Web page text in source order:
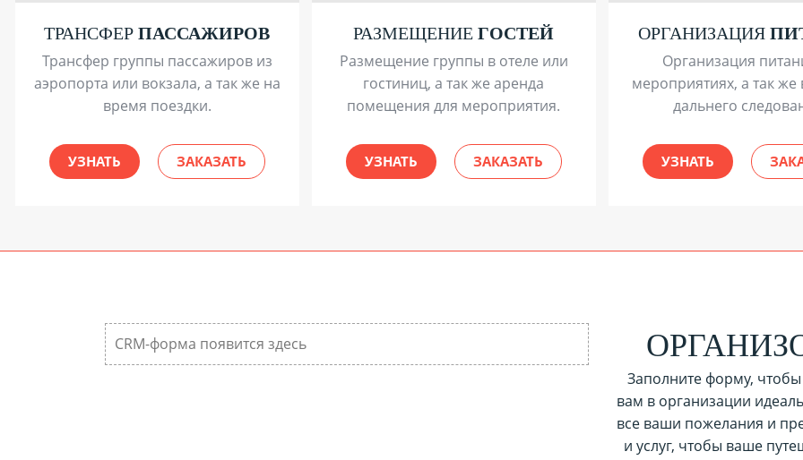
ТРАНСФЕРПАССАЖИРОВ
Трансфер группы пассажиров из
аэропорта или вокзала, а так же на
время поездки.
УЗНАТЬ ЗАКАЗАТЬ
РАЗМЕЩЕНИЕГОСТЕЙ
Размещение группы в отеле или
гостиниц, а так же аренда
помещения для мероприятия.
УЗНАТЬ ЗАКАЗАТЬ
ОРГАНИЗАЦИЯ
Организация
мероприятиях, а так же
дальнего
УЗНАТЬ
CRM-форма появится здесь
Заполните форму,
вам в организации
все ваши пожелания и
и услуг, чтобы ваше